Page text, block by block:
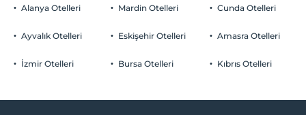
Alanya Otelleri
Ayvalık Otelleri
İzmir Otelleri
Mardin Otelleri
Eskişehir Otelleri
Bursa Otelleri
Cunda Otelleri
Amasra Otelleri
Kıbrıs Otelleri